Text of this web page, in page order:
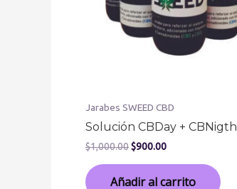
Jarabes SWEED CBD
Solución CBDay + CBNigth
$1,000.00$900.00
Añadir al carrito